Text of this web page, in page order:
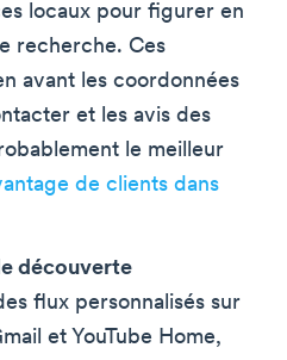
locaux pour figurer en
recherche. Ces
avant les coordonnées
et les avis des
le meilleur
de clients dans
découverte
flux personnalisés sur
et YouTube Home,